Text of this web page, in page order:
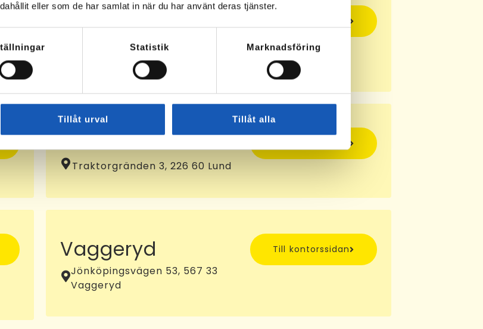
eller som de har samlat in när du har använt deras tjänster.
Statistik Marknadsföring
Tillåt urval Tillåt alla
Osby
Klockaregatan 4, 283 31 Osby
KA-nummer:10072935
Lund
Traktorgränden 3, 226 60 Lund
Vaggeryd
Jönköpingsvägen 53, 567 33
Vaggeryd
Till kontorssidan